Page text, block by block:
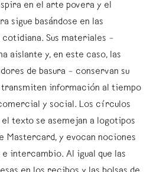
en el arte povera y el
sigue basándose en las
Sus materiales –
aislante y, en este caso, las
de basura – conservan su
transmiten información al tiempo
y social. Los círculos
texto se asemejan a logotipos
Mastercard, y evocan nociones
intercambio. Al igual que las